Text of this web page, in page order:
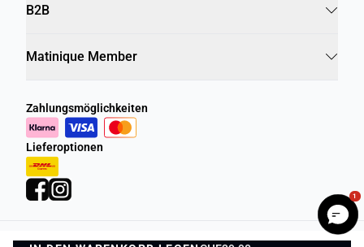
B2B
Matinique Member
Zahlungsmöglichkeiten
Lieferoptionen
1